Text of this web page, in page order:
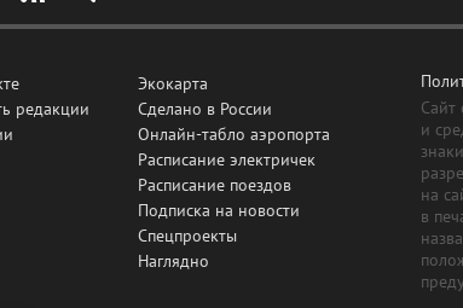
редакции
Экокарта
Сделано в России
Онлайн-табло аэропорта
Расписание электричек
Расписание поездов
Подписка на новости
Спецпроекты
Наглядно
Сайт
и
на
в